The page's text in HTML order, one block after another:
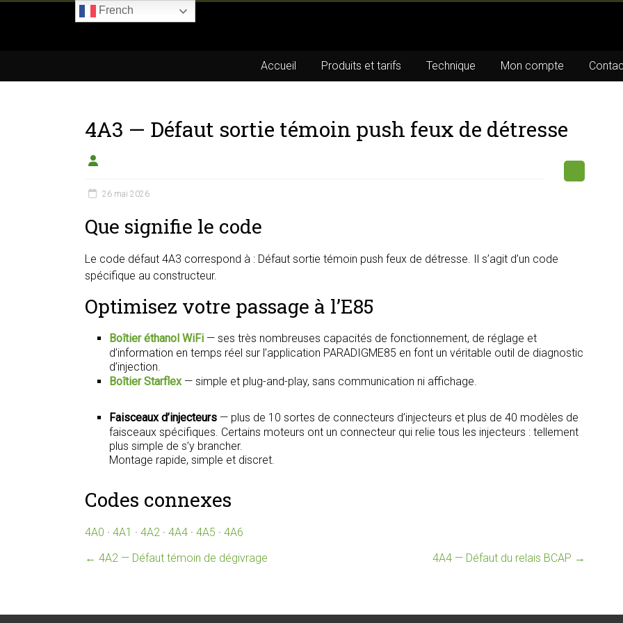
du
éthanol
Accueil Produits et tarifs Technique Mon compte
4A3 — Défaut sortie témoin push feux de détresse
26 mai 2026
Que signifie le code
Le code défaut 4A3 correspond à : Défaut sortie témoin push feux de détresse. Il s’agit d’un code
spécifique au constructeur.
Optimisez votre passage à l’E85
Boîtier éthanol WiFi — ses très nombreuses capacités de fonctionnement, de réglage et
d’information en temps réel sur l’application PARADIGME85 en font un véritable outil de diagnostic
d’injection.
Boîtier Starflex— simple et plug-and-play, sans communication ni affichage.
Faisceaux d’injecteurs — plus de 10 sortes de connecteurs d’injecteurs et plus de 40 modèles de
faisceaux spécifiques. Certains moteurs ont un connecteur qui relie tous les injecteurs : tellement
plus simple de s’y brancher.
Montage rapide, simple et discret.
Codes connexes
4A0 · 4A1 · 4A2 · 4A4 · 4A5 · 4A6
← 4A2 — Défaut témoin de dégivrage 4A4 — Défaut du relais BCAP →
French